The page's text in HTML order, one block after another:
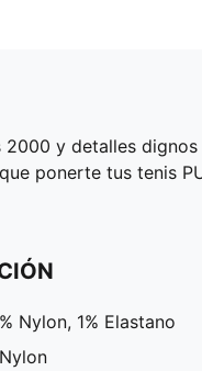
y detalles dignos
ponerte tus tenis
Nylon, 1% Elastano